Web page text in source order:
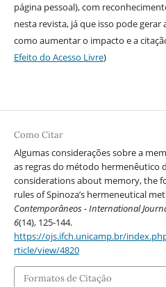
página pessoal), com
nesta revista, já que isso pode
como aumentar o impacto e a
Efeito do Acesso Livre)
Como Citar
Algumas considerações sobre a
as regras do método hermenêutico
considerations about memory, the
rules of Spinoza’s hermeneutical
Contemporâneos - International
6(14), 125-144.
https://ojs.ifch.unicamp.br/
rticle/view/4820
Formatos de Citação